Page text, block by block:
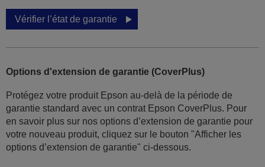
Vérifier l’état de garantie
Options d'extension de garantie (CoverPlus)
Protégez votre produit Epson au-delà de la période de
garantie standard avec un contrat Epson CoverPlus. Pour
en savoir plus sur nos options d’extension de garantie pour
votre nouveau produit, cliquez sur le bouton "Afficher les
options d’extension de garantie" ci-dessous.